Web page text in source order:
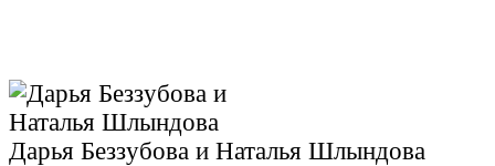
Дарья Беззубова и Наталья Шлындова